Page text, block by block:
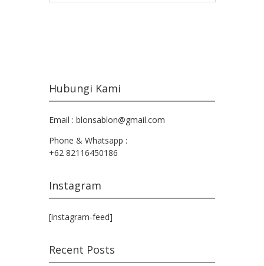
Hubungi Kami
Email : blonsablon@gmail.com
Phone & Whatsapp :
+62 82116450186
Instagram
[instagram-feed]
Recent Posts